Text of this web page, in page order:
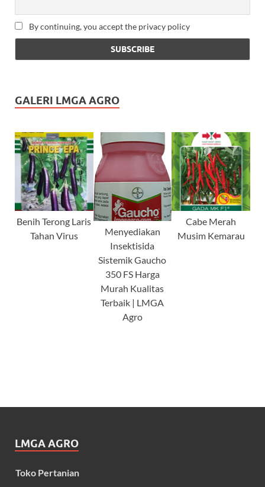
By continuing, you accept the privacy policy
GALERI LMGA AGRO
Benih Terong Laris
Tahan Virus
Menyediakan
Insektisida
Sistemik Gaucho
350 FS Harga
Murah Kualitas
Terbaik | LMGA
Agro
Cabe Merah
Musim Kemarau
LMGA AGRO
Toko Pertanian